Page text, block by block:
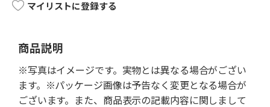
マイリストに登録する
商品説明
※写真はイメージです。実物とは異なる場合がござい
ます。※パッケージ画像は予告なく変更となる場合が
ございます。また、商品表示の記載内容に関しまして